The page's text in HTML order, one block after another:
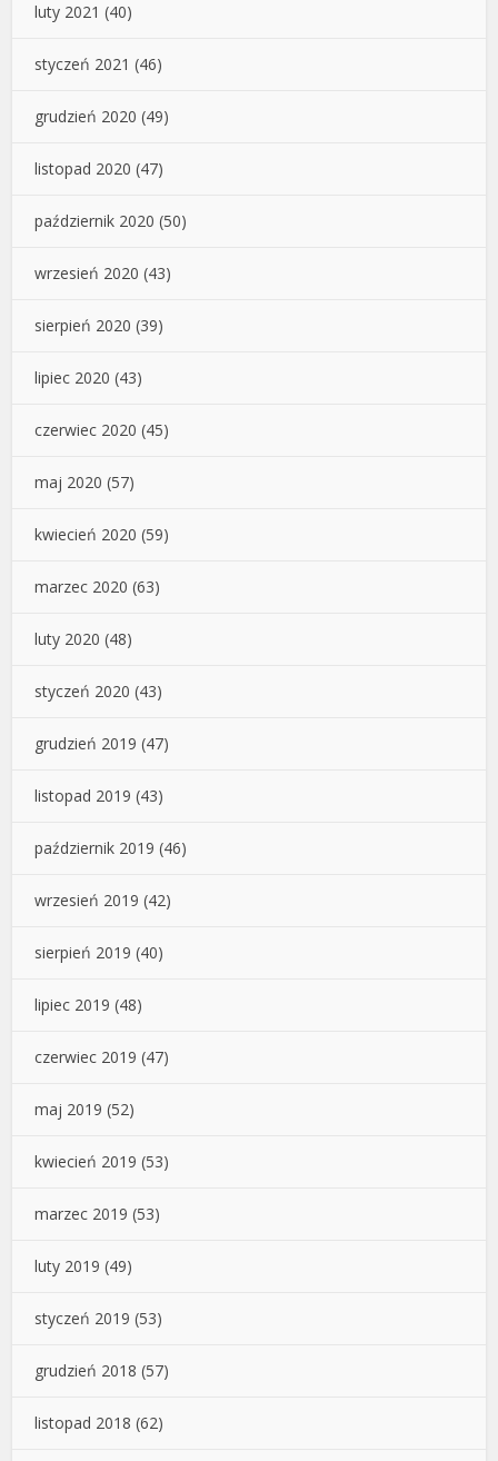
luty 2021 (40)
styczeń 2021 (46)
grudzień 2020 (49)
listopad 2020 (47)
październik 2020 (50)
wrzesień 2020 (43)
sierpień 2020 (39)
lipiec 2020 (43)
czerwiec 2020 (45)
maj 2020 (57)
kwiecień 2020 (59)
marzec 2020 (63)
luty 2020 (48)
styczeń 2020 (43)
grudzień 2019 (47)
listopad 2019 (43)
październik 2019 (46)
wrzesień 2019 (42)
sierpień 2019 (40)
lipiec 2019 (48)
czerwiec 2019 (47)
maj 2019 (52)
kwiecień 2019 (53)
marzec 2019 (53)
luty 2019 (49)
styczeń 2019 (53)
grudzień 2018 (57)
listopad 2018 (62)